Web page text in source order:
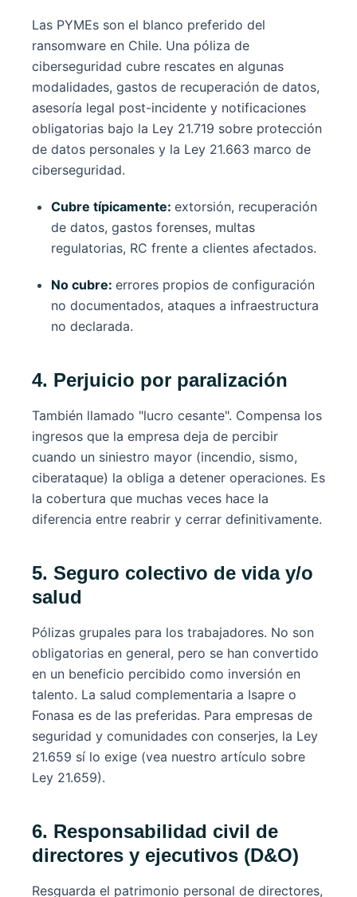
Las PYMEs son el blanco preferido del
ransomware en Chile. Una póliza de
ciberseguridad cubre rescates en algunas
modalidades, gastos de recuperación de datos,
asesoría legal post-incidente y notificaciones
obligatorias bajo la Ley 21.719 sobre protección
de datos personales y la Ley 21.663 marco de
ciberseguridad.
Cubre típicamente: extorsión, recuperación
de datos, gastos forenses, multas
regulatorias, RC frente a clientes afectados.
No cubre: errores propios de configuración
no documentados, ataques a infraestructura
no declarada.
4. Perjuicio por paralización
También llamado "lucro cesante". Compensa los
ingresos que la empresa deja de percibir
cuando un siniestro mayor (incendio, sismo,
ciberataque) la obliga a detener operaciones. Es
la cobertura que muchas veces hace la
diferencia entre reabrir y cerrar definitivamente.
5. Seguro colectivo de vida y/o
salud
Pólizas grupales para los trabajadores. No son
obligatorias en general, pero se han convertido
en un beneficio percibido como inversión en
talento. La salud complementaria a Isapre o
Fonasa es de las preferidas. Para empresas de
seguridad y comunidades con conserjes, la Ley
21.659 sí lo exige (vea nuestro artículo sobre
Ley 21.659).
6. Responsabilidad civil de
directores y ejecutivos (D&O)
Resguarda el patrimonio personal de directores,